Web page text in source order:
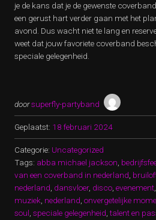
je de kans dat je de gewenste
een gerust hart verder gaan met het
avond. Dus wacht niet te lang en
weet dat jouw favoriete coverband
speciale gelegenheid.
doorsuperfly-partyband
Geplaatst: 18 februari 2024
Categorie: Uncategorized
Tags: abba michael jackson
van een coverband in nederland
nederland dansvloer, disco evenement
muziek nederland onvergetelijke
soul speciale gelegenheid ,talent en